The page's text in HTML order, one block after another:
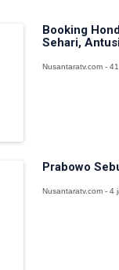
Booking
Sehari,
Nusantaratv.com -
Prabowo
Nusantaratv.com - 4